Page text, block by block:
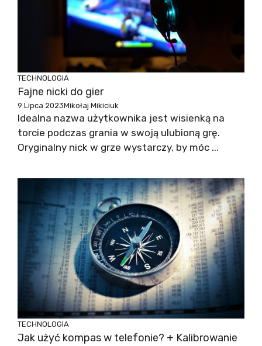
TECHNOLOGIA
Fajne nicki do gier
9 Lipca 2023Mikołaj Mikiciuk
Idealna nazwa użytkownika jest wisienką na
torcie podczas grania w swoją ulubioną grę.
Oryginalny nick w grze wystarczy, by móc ...
TECHNOLOGIA
Jak użyć kompas w telefonie? + Kalibrowanie